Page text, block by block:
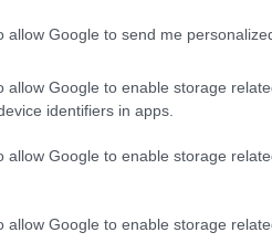
allow Google to send me
allow Google to enable storage
identifiers in apps.
allow Google to enable storage
allow Google to enable storage
attesa, le scelte di
a un tavolo non si
di gioco e le preferenze
suggerisce un certo tipo di